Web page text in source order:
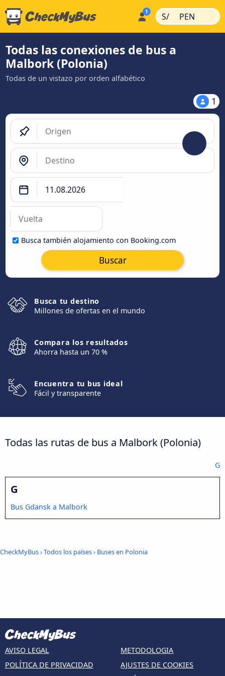
S/ | PEN |
Todas las conexiones de bus a
Malbork (Polonia)
Todas de un vistazo por orden alfabético
1
Busca también alojamiento con Booking.com
Buscar
Busca tu destino
Millones de ofertas en el mundo
Compara los resultados
Ahorra hasta un 70 %
Encuentra tu bus ideal
Fácil y transparente
Todas las rutas de bus a Malbork (Polonia)
G
G
Bus Gdansk a Malbork
CheckMyBus›Todos los países› Buses en Polonia
AVISO LEGAL
POLÍTICA DE PRIVACIDAD
METODOLOGIA
AJUSTES DE COOKIES